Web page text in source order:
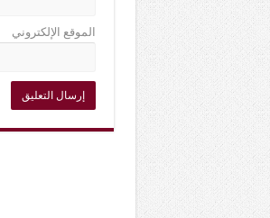
الموقع الإلكتروني